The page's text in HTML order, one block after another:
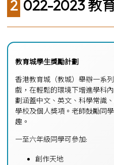
2022-2023 教
教育城學生獎勵計劃
香港教育城（教城）舉辦一系
戲，在輕鬆的環境下增進學科
劃涵蓋中文、英文、科學常識
學校及個人獎項。老師鼓勵同
趣。
一至六年級同學可參加:
創作天地